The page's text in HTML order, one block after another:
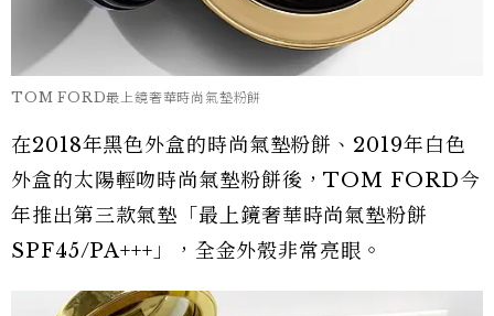
TOM FORD最上鏡奢華時尚氣墊粉餅
在2018年黑色外盒的時尚氣墊粉餅、2019年白色
外盒的太陽輕吻時尚氣墊粉餅後，TOM FORD今
年推出第三款氣墊「最上鏡奢華時尚氣墊粉餅
SPF45/PA+++」，全金外殼非常亮眼。